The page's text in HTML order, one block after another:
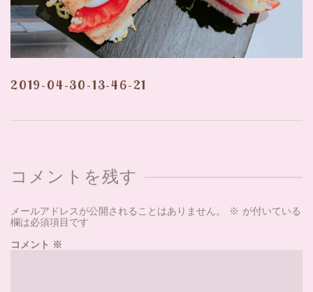
2019-04-30-13-46-21
コメントを残す
メールアドレスが公開されることはありません。 ※ が付いている
欄は必須項目です
コメント ※